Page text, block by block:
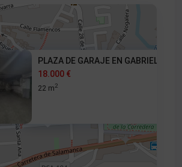
18.000 €
PLAZA DE GARAJE EN GABRIEL Y G
18.000 €
22 m2